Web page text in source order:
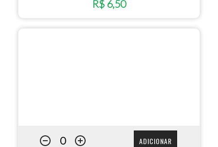
R$ 6,50
ADICIONAR